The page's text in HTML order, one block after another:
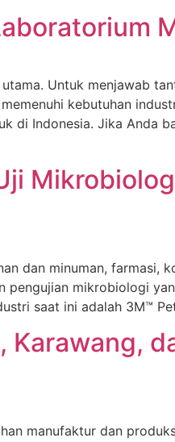
Untuk menjawab
kebutuhan
di Indonesia. Jika Anda
dan minuman, farmasi,
mikrobiologi
saat ini adalah 3M™
manufaktur dan